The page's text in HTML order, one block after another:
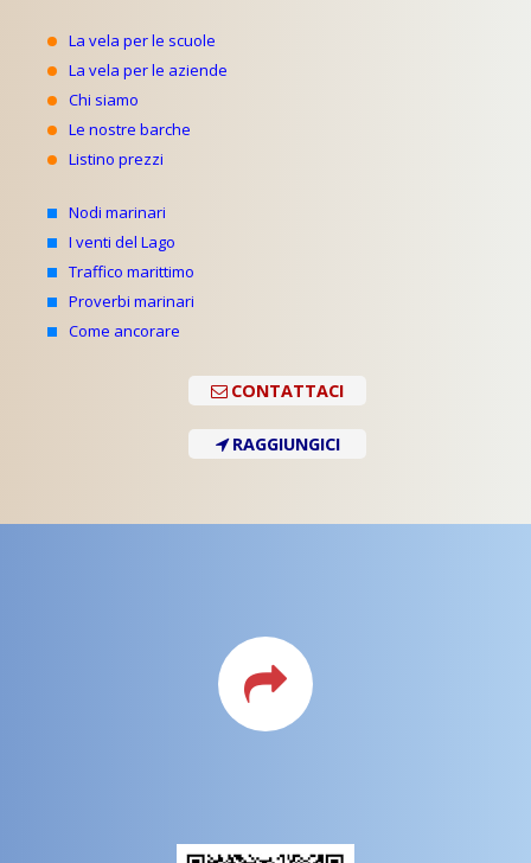
La vela per le scuole
La vela per le aziende
Chi siamo
Le nostre barche
Listino prezzi
Nodi marinari
I venti del Lago
Traffico marittimo
Proverbi marinari
Come ancorare
CONTATTACI
RAGGIUNGICI